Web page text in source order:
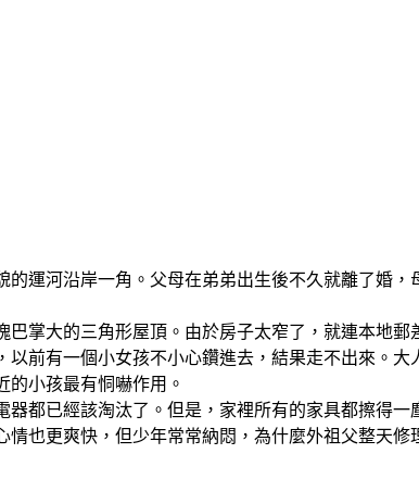
運河沿岸一角。父母在弟弟出生後不久就離了婚
掌大的三角形屋頂。由於房子太窄了，就連本地
前有一個小女孩不小心鑽進去，結果走不出來。
小孩最有恫嚇作用。
都已經該淘汰了。但是，家裡所有的家具都擦得
也更爽快，但少年常常納悶，為什麼外祖父整天修